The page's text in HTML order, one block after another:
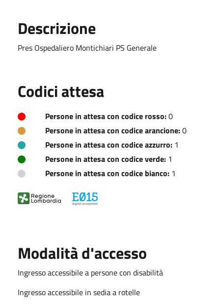
Descrizione
Pres Ospedaliero Montichiari PS Generale
Codici attesa
Persone in attesa con codice rosso:0
Persone in attesa con codice arancione:0
Persone in attesa con codice azzurro: 1
Persone in attesa con codice verde: 1
Persone in attesa con codice bianco: 1
Modalità d'accesso
Ingresso accessibile a persone con disabilità
Ingresso accessibile in sedia a rotelle